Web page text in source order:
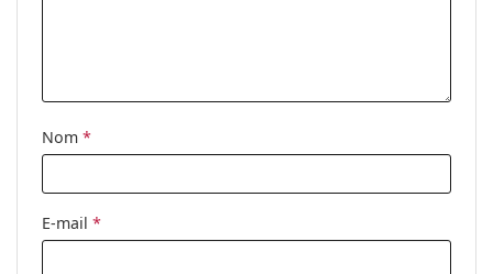
Accessoires
Étui:
Oui
Nom *
E-mail *